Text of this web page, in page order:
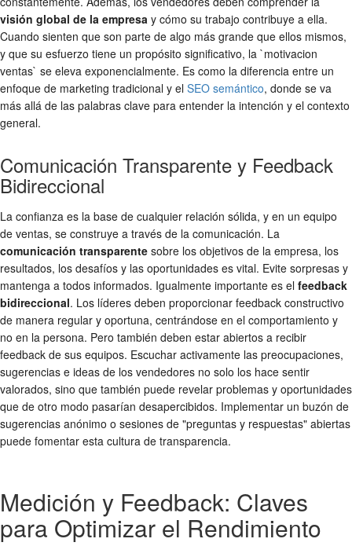
visión global de la empresa y cómo su trabajo contribuye a ella.
Cuando sienten que son parte de algo más grande que ellos mismos,
y que su esfuerzo tiene un propósito significativo, la `motivacion
ventas` se eleva exponencialmente. Es como la diferencia entre un
enfoque de marketing tradicional y el SEO semántico, donde se va
más allá de las palabras clave para entender la intención y el contexto
general.
Comunicación Transparente y Feedback
Bidireccional
La confianza es la base de cualquier relación sólida, y en un equipo
de ventas, se construye a través de la comunicación. La
comunicación transparente sobre los objetivos de la empresa, los
resultados, los desafíos y las oportunidades es vital. Evite sorpresas y
mantenga a todos informados. Igualmente importante es el feedback
bidireccional. Los líderes deben proporcionar feedback constructivo
de manera regular y oportuna, centrándose en el comportamiento y
no en la persona. Pero también deben estar abiertos a recibir
feedback de sus equipos. Escuchar activamente las preocupaciones,
sugerencias e ideas de los vendedores no solo los hace sentir
valorados, sino que también puede revelar problemas y oportunidades
que de otro modo pasarían desapercibidos. Implementar un buzón de
sugerencias anónimo o sesiones de "preguntas y respuestas" abiertas
puede fomentar esta cultura de transparencia.
Medición y Feedback: Claves
para Optimizar el Rendimiento